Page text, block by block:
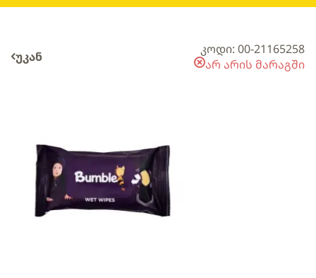
უკან
კოდი: 00-21165258
არ არის მარაგში